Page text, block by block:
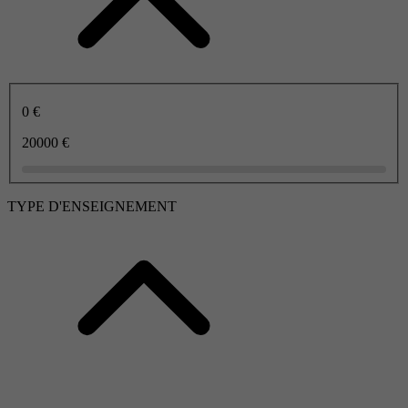
0 €
20000 €
TYPE D'ENSEIGNEMENT